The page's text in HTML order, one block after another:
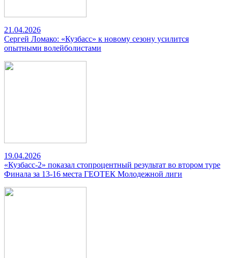
21.04.2026
Сергей Ломако: «Кузбасс» к новому сезону усилится
опытными волейболистами
19.04.2026
«Кузбасс-2» показал стопроцентный результат во втором туре
Финала за 13-16 места ГЕОТЕК Молодежной лиги